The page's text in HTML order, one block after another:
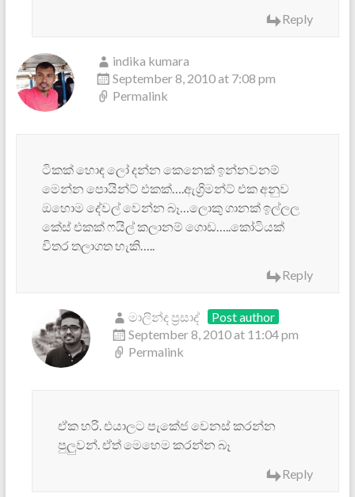
Reply
indika kumara
September 8, 2010 at 7:08 pm
Permalink
ටිකක් හොඳ ලෝ දන්න කෙනෙක් ඉන්නවනම්
මෙන්න පොයින්ට් එකක්….ඇග්‍රිමන්ට් එක අනුව
ඔහොම දේවල් වෙන්න බෑ…ලොකු ගානක් ඉල්ලල
කේස් එකක් ෆයිල් කලානම් ගොඩ…..කෝටියක්
විතර තලාගත හැකි…..
Reply
මාලින්ද ප්‍රසාද්
Post author
September 8, 2010 at 11:04 pm
Permalink
ඒක හරි. එයාලට පැකේජ වෙනස් කරන්න
පුලුවන්. ඒත් මෙහෙම කරන්න බෑ
Reply